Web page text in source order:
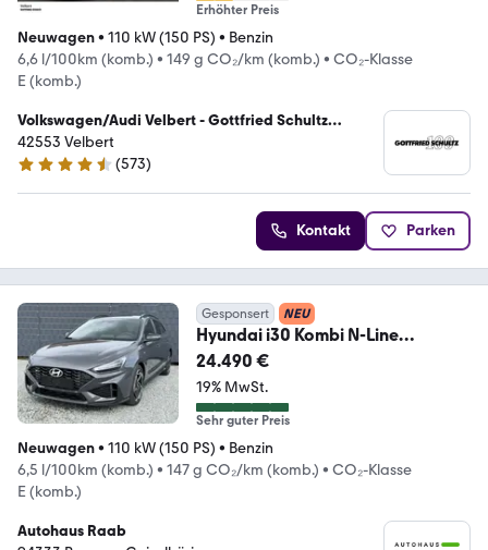
Erhöhter Preis
Neuwagen• 110 kW (150 PS) • Benzin
6,6 l/100km (komb.) • 149 g CO₂/km (komb.) • CO₂-Klasse
E (komb.)
Volkswagen/Audi Velbert - Gottfried Schultz
Automobilhandels SE
42553 Velbert
4.4 Sterne
(573)
Kontakt Parken
Gesponsert NEU
Hyundai i30 Kombi N-Line
Automatik Smart Paket Modell 26
24.490 €
19% MwSt.
Sehr guter Preis
Neuwagen• 110 kW (150 PS) • Benzin
6,5 l/100km (komb.) • 147 g CO₂/km (komb.) • CO₂-Klasse
E (komb.)
Autohaus Raab